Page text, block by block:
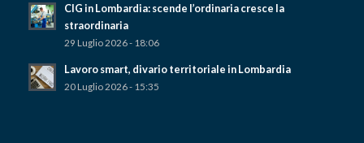
CIG in Lombardia: scende l’ordinaria cresce la
straordinaria
29 Luglio 2026 - 18:06
Lavoro smart, divario territoriale in Lombardia
20 Luglio 2026 - 15:35